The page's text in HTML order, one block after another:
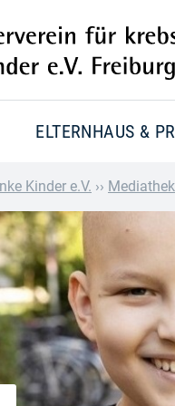
ELTERNHAUS &
Kinder e.V. ›› Mediathek